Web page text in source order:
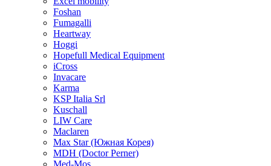
Foshan
Fumagalli
Heartway
Hoggi
Hopefull Medical Equipment
iCross
Invacare
Karma
KSP Italia Srl
Kuschall
LIW Care
Maclaren
Max Star (Южная Корея)
MDH (Doctor Perner)
Med-Mos